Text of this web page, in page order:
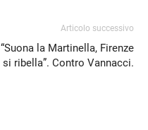
Articolo successivo
“Suona la Martinella, Firenze
si ribella”. Contro Vannacci.